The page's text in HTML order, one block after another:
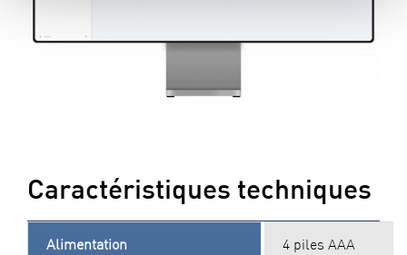
Caractéristiques techniques
Alimentation 4 piles AAA